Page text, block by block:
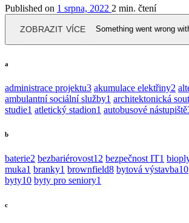
Published on 1 srpna, 2022 2 min. čtení
ZOBRAZIT VÍCE Something went wrong
a
administrace projektu3 akumulace elektřiny2
ambulantní sociální služby1 architektonická
studie1 atletický stadion1 autobusové nástupiště
b
baterie2 bezbariérovost12 bezpečnost IT1
muka1 branky1 brownfield8 bytová výstavba10
byty10 byty pro seniory1
c